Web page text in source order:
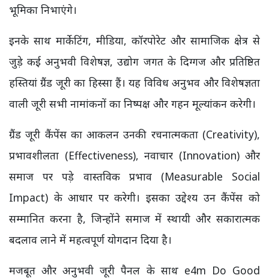
भूमिका निभाएंगे।
इनके साथ मार्केटिंग, मीडिया, कॉरपोरेट और सामाजिक क्षेत्र से
जुड़े कई अनुभवी विशेषज्ञ, उद्योग जगत के दिग्गज और प्रतिष्ठित
हस्तियां ग्रैंड जूरी का हिस्सा हैं। यह विविध अनुभव और विशेषज्ञता
वाली जूरी सभी नामांकनों का निष्पक्ष और गहन मूल्यांकन करेगी।
ग्रैंड जूरी कैंपेंस का आकलन उनकी रचनात्मकता (Creativity),
प्रभावशीलता (Effectiveness), नवाचार (Innovation) और
समाज पर पड़े वास्तविक प्रभाव (Measurable Social
Impact) के आधार पर करेगी। इसका उद्देश्य उन कैंपेंस को
सम्मानित करना है, जिन्होंने समाज में स्थायी और सकारात्मक
बदलाव लाने में महत्वपूर्ण योगदान दिया है।
मजबूत और अनुभवी जूरी पैनल के साथ e4m Do Good